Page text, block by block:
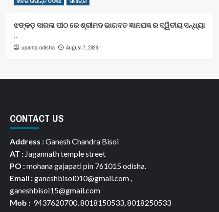
ଝଙ୍କଡ଼ ସାରଳା ପୀଠ ରେ ଶ୍ରୀମଦ ଭାଗବତ ଜ୍ଞାନଯଜ୍ଞ ର ଦ୍ୱିତୀୟ ସନ୍ଧ୍ୟା
..
upanta odisha August 7, 2026
CONTACT US
Address :Ganesh Chandra Bisoi
AT : Jagannath temple street
PO :mohana gajapati pin 761015 odisha.
Email :ganeshbisoi010@gmail.com ,
ganeshbisoi15@gmail.com
Mob : 9437620700, 8018150533, 8018250533